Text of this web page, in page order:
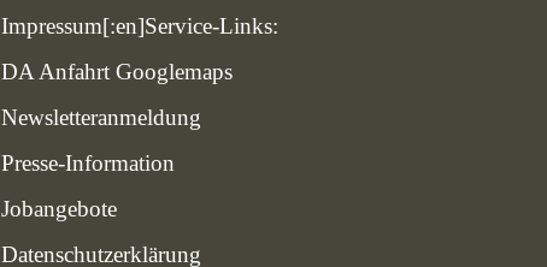
Impressum[:en]Service-Links:
DA Anfahrt Googlemaps
Newsletteranmeldung
Presse-Information
Jobangebote
Datenschutzerklärung